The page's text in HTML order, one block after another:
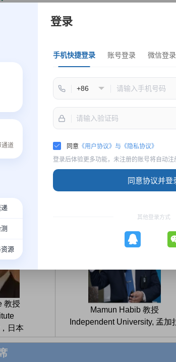
通道
源
登录
手机快捷登录 账号登录 微信登录
同意 《用户协议》与《隐私协议》
登录后体验更多功能，未注册的账号将自动注
同意协议并登
其他登录方式
教授
Said Easa 教授
Toronto Metropolitan
教授
日本
Mamun Habib 教授
Independent University, 孟加